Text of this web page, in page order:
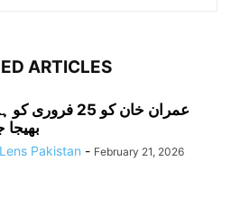
ARTICLES
عمران خان کو 25
بھیجا
Pakistan - February 21, 2026